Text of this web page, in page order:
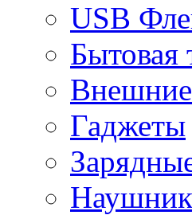
USB
Бытовая
Гаджеты